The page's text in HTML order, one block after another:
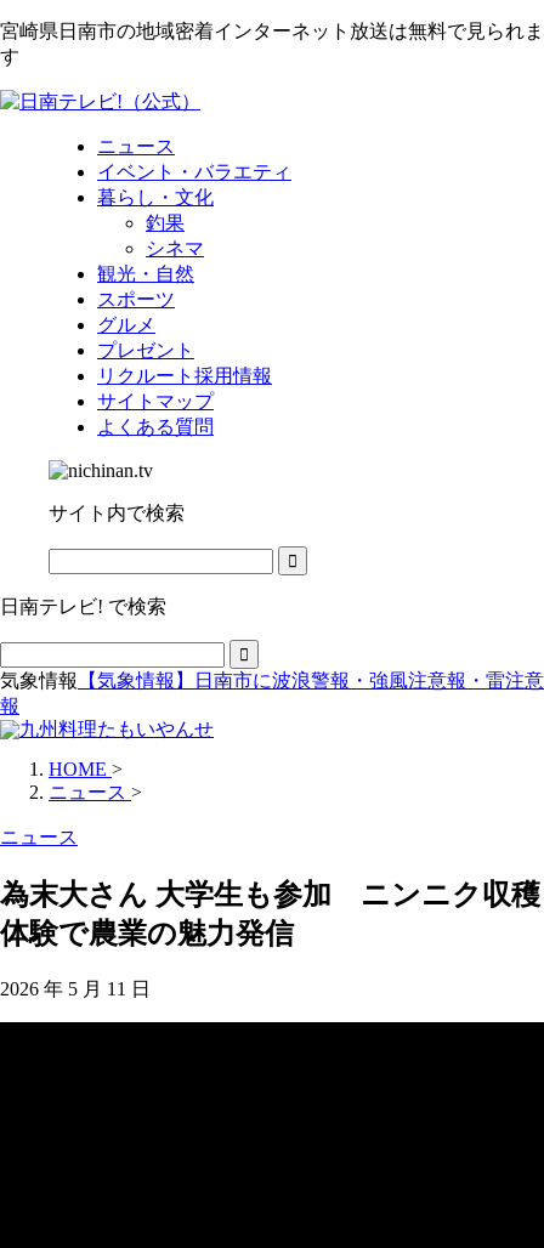
宮崎県日南市の地域密着インターネット放送は無料で見られま
す
ニュース
イベント・バラエティ
暮らし・文化
釣果
シネマ
観光・自然
スポーツ
グルメ
プレゼント
リクルート採用情報
サイトマップ
よくある質問
サイト内で検索
日南テレビ! で検索
気象情報
【気象情報】日南市に波浪警報・強風注意報・雷注意
報
HOME >
ニュース >
ニュース
為末大さん 大学生も参加 ニンニク収穫
体験で農業の魅力発信
2026 年 5 月 11 日